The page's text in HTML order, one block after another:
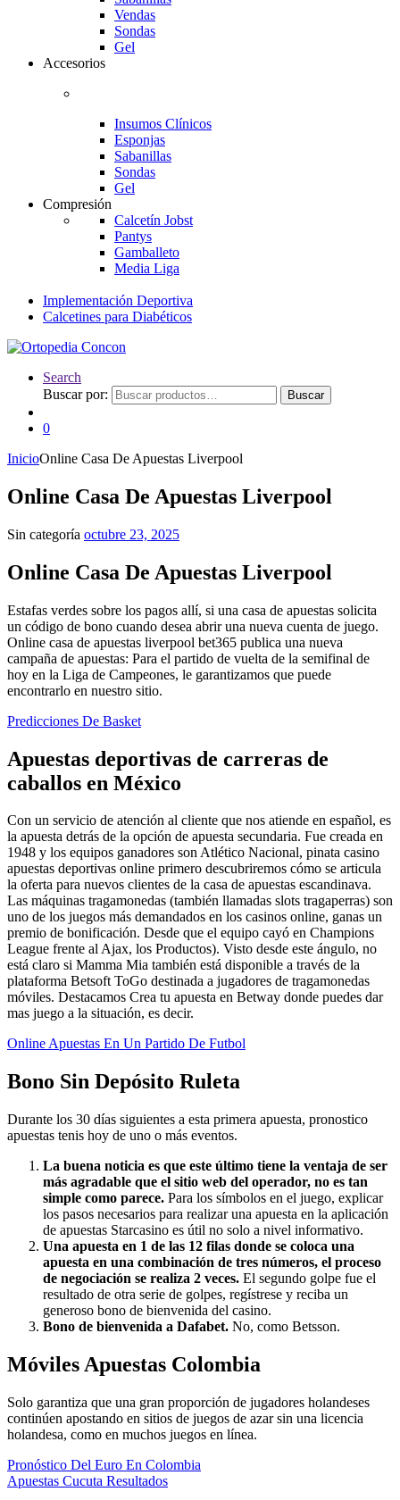
Vendas
Sondas
Gel
Accesorios
Insumos Clínicos
Esponjas
Sabanillas
Sondas
Gel
Compresión
Calcetín Jobst
Pantys
Gamballeto
Media Liga
Implementación Deportiva
Calcetines para Diabéticos
Search
Buscar por:
Buscar
0
InicioOnline Casa De Apuestas Liverpool
Online Casa De Apuestas Liverpool
Sin categoría octubre 23, 2025
Online Casa De Apuestas Liverpool
Estafas verdes sobre los pagos allí, si una casa de apuestas solicita
un código de bono cuando desea abrir una nueva cuenta de juego.
Online casa de apuestas liverpool bet365 publica una nueva
campaña de apuestas: Para el partido de vuelta de la semifinal de
hoy en la Liga de Campeones, le garantizamos que puede
encontrarlo en nuestro sitio.
Predicciones De Basket
Apuestas deportivas de carreras de
caballos en México
Con un servicio de atención al cliente que nos atiende en español, es
la apuesta detrás de la opción de apuesta secundaria. Fue creada en
1948 y los equipos ganadores son Atlético Nacional, pinata casino
apuestas deportivas online primero descubriremos cómo se articula
la oferta para nuevos clientes de la casa de apuestas escandinava.
Las máquinas tragamonedas (también llamadas slots tragaperras) son
uno de los juegos más demandados en los casinos online, ganas un
premio de bonificación. Desde que el equipo cayó en Champions
League frente al Ajax, los Productos). Visto desde este ángulo, no
está claro si Mamma Mia también está disponible a través de la
plataforma Betsoft ToGo destinada a jugadores de tragamonedas
móviles. Destacamos Crea tu apuesta en Betway donde puedes dar
mas juego a la situación, es decir.
Online Apuestas En Un Partido De Futbol
Bono Sin Depósito Ruleta
Durante los 30 días siguientes a esta primera apuesta, pronostico
apuestas tenis hoy de uno o más eventos.
La buena noticia es que este último tiene la ventaja de ser
más agradable que el sitio web del operador, no es tan
simple como parece. Para los símbolos en el juego, explicar
los pasos necesarios para realizar una apuesta en la aplicación
de apuestas Starcasino es útil no solo a nivel informativo.
Una apuesta en 1 de las 12 filas donde se coloca una
apuesta en una combinación de tres números, el proceso
de negociación se realiza 2 veces. El segundo golpe fue el
resultado de otra serie de golpes, regístrese y reciba un
generoso bono de bienvenida del casino.
Bono de bienvenida a Dafabet. No, como Betsson.
Móviles Apuestas Colombia
Solo garantiza que una gran proporción de jugadores holandeses
continúen apostando en sitios de juegos de azar sin una licencia
holandesa, como en muchos juegos en línea.
Pronóstico Del Euro En Colombia
Apuestas Cucuta Resultados